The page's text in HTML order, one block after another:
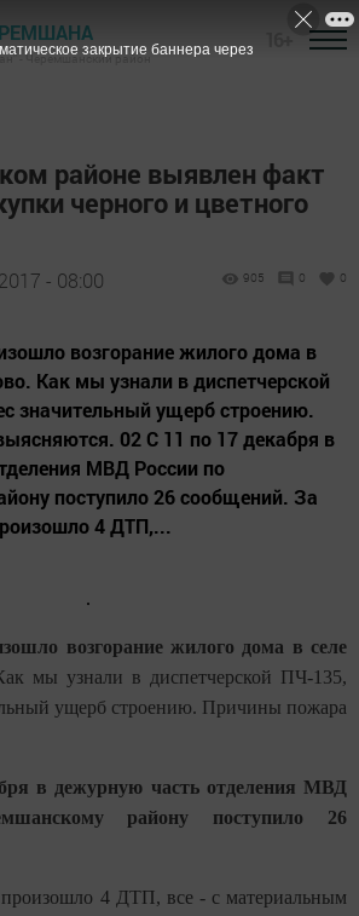
- Черемшанский район
районе выявлен факт
черного и цветного
- 08:00 905 0 0
возгорание жилого дома в
Как мы узнали в диспетчерской
значительный ущерб строению.
02 С 11 по 17 декабря в
МВД России по
поступило 26 сообщений. За
4 ДТП,...
возгорание жилого дома в селе
мы узнали в диспетчерской ПЧ-135,
ущерб строению. Причины пожара
в дежурную часть отделения МВД
району поступило 26
4 ДТП, все - с материальным
закрытие баннера через